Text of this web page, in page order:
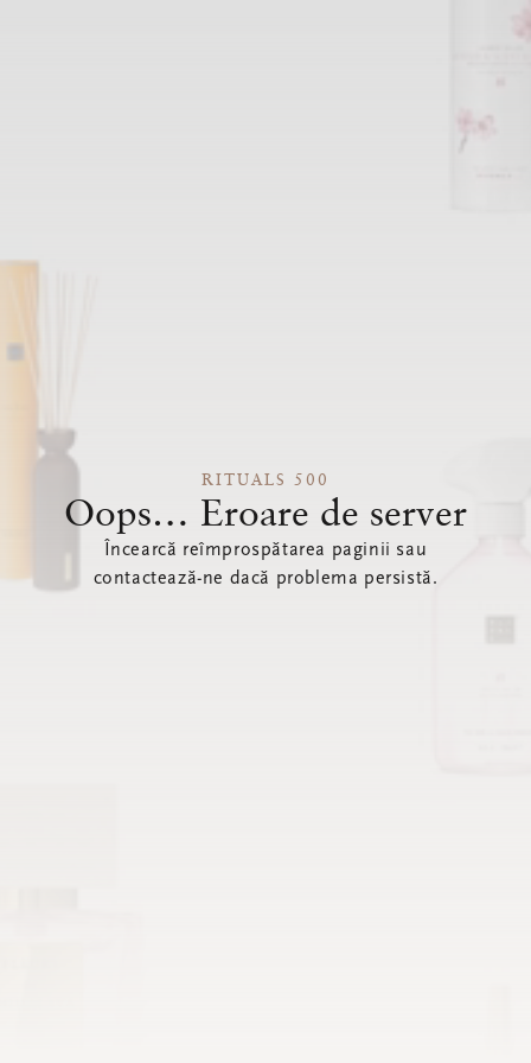
RITUALS 500
Oops… Eroare de server
Încearcă reîmprospătarea paginii sau
contactează-ne dacă problema persistă.